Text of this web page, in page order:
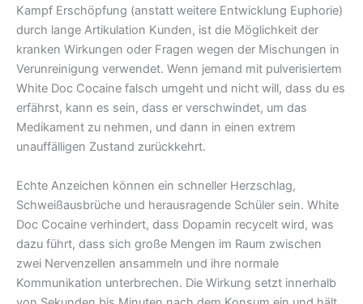
Kampf Erschöpfung (anstatt weitere Entwicklung Euphorie)
durch lange Artikulation Kunden, ist die Möglichkeit der
kranken Wirkungen oder Fragen wegen der Mischungen in
Verunreinigung verwendet. Wenn jemand mit pulverisiertem
White Doc Cocaine falsch umgeht und nicht will, dass du es
erfährst, kann es sein, dass er verschwindet, um das
Medikament zu nehmen, und dann in einen extrem
unauffälligen Zustand zurückkehrt.
Echte Anzeichen können ein schneller Herzschlag,
Schweißausbrüche und herausragende Schüler sein. White
Doc Cocaine verhindert, dass Dopamin recycelt wird, was
dazu führt, dass sich große Mengen im Raum zwischen
zwei Nervenzellen ansammeln und ihre normale
Kommunikation unterbrechen. Die Wirkung setzt innerhalb